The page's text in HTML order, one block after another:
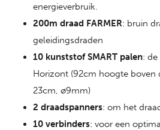
energieverbruik.
200m draad FARMER: bruin
geleidingsdraden
10 kunststof SMART palen:
Horizont (92cm hoogte boven
23cm, ø9mm)
2 draadspanners: om het
10 verbinders: voor een